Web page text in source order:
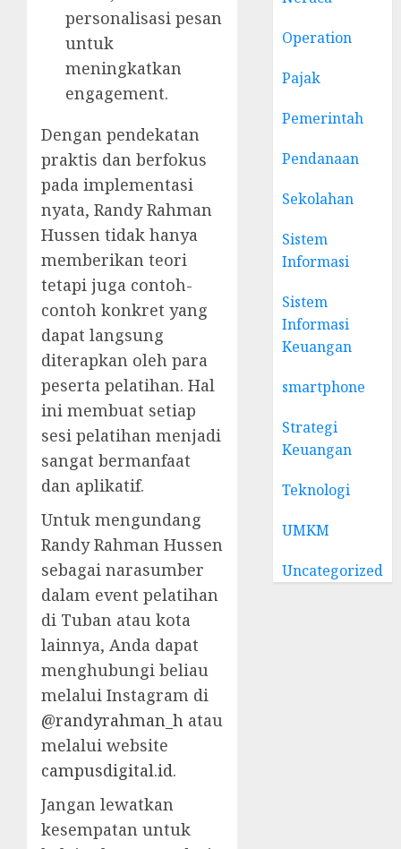
personalisasi pesan
untuk
meningkatkan
engagement.
Dengan pendekatan
praktis dan berfokus
pada implementasi
nyata, Randy Rahman
Hussen tidak hanya
memberikan teori
tetapi juga contoh-
contoh konkret yang
dapat langsung
diterapkan oleh para
peserta pelatihan. Hal
ini membuat setiap
sesi pelatihan menjadi
sangat bermanfaat
dan aplikatif.
Untuk mengundang
Randy Rahman Hussen
sebagai narasumber
dalam event pelatihan
di Tuban atau kota
lainnya, Anda dapat
menghubungi beliau
melalui Instagram di
@randyrahman_h atau
melalui website
campusdigital.id.
Jangan lewatkan
kesempatan untuk
Operation
Pajak
Pemerintah
Pendanaan
Sekolahan
Sistem
Informasi
Sistem
Informasi
Keuangan
smartphone
Strategi
Keuangan
Teknologi
UMKM
Uncategorized